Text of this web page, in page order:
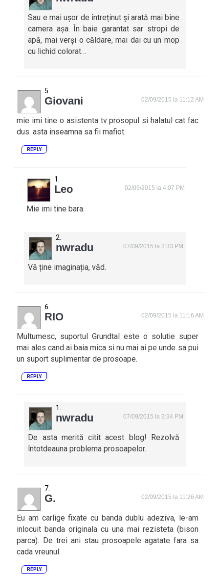
Sau e mai ușor de întreținut și arată mai bine
camera așa. În baie garantat sar stropi de
apă, mai verși o căldare, mai dai cu un mop
cu lichid colorat…
Giovani 02/09/2015 la 11:12 AM
mie imi tine o asistenta tv prosopul si halatul cat fac
dus. asta inseamna sa fii mafiot.
REPLY
Leo 02/09/2015 la 4:07 PM
Mie imi tine bara.
nwradu 07/09/2015 la 3:33 PM
Vă ține imaginația, văd.
RIO 02/09/2015 la 11:16 AM
Multumesc, suportul Grundtal este o solutie super
mai ales cand ai baia mica si nu mai ai pe unde sa pui
un suport suplimentar de prosoape.
REPLY
nwradu 07/09/2015 la 3:34 PM
De asta merită citit acest blog! Rezolvă
întotdeauna problema prosoapelor.
G. 02/09/2015 la 11:26 AM
Eu am carlige fixate cu banda dublu adeziva, le-am
inlocuit banda originala cu una mai rezisteta (bison
parca). De trei ani stau prosoapele agatate fara sa
cada vreunul.
REPLY